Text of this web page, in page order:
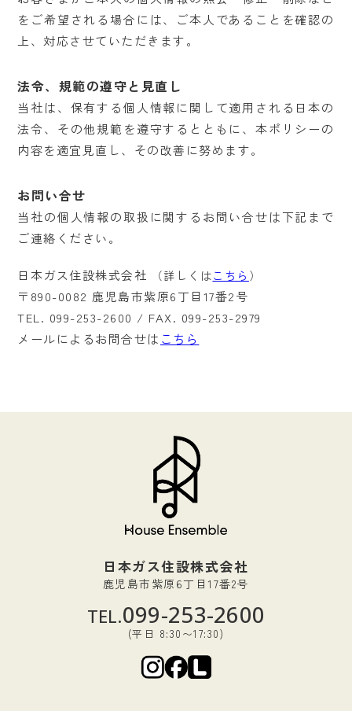
をご希望される場合には、ご本人であることを確認の
上、対応させていただきます。
法令、規範の遵守と見直し
当社は、保有する個人情報に関して適用される日本の
法令、その他規範を遵守するとともに、本ポリシーの
内容を適宜見直し、その改善に努めます。
お問い合せ
当社の個人情報の取扱に関するお問い合せは下記まで
ご連絡ください。
日本ガス住設株式会社 （詳しくはこちら ）
〒890-0082 鹿児島市紫原6丁目17番2号
TEL. 099-253-2600 / FAX. 099-253-2979
メールによるお問合せは こちら
日本ガス住設株式会社
鹿児島市紫原6丁目17番2号
TEL.099-253-2600
(平日 8:30〜17:30)